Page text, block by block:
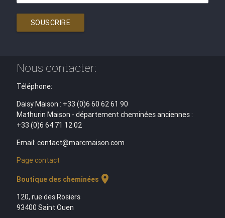
SOUSCRIRE
Nous contacter:
Téléphone:
Daisy Maison : +33 (0)6 60 62 61 90
Mathurin Maison - département cheminées anciennes :
+33 (0)6 64 71 12 02
Email: contact@marcmaison.com
Page contact
Boutique des cheminées location_on
120, rue des Rosiers
93400 Saint Ouen